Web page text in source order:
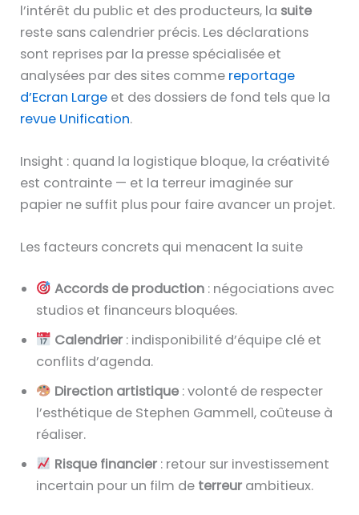
l’intérêt du public et des producteurs, la suite
reste sans calendrier précis. Les déclarations
sont reprises par la presse spécialisée et
analysées par des sites comme reportage
d’Ecran Large et des dossiers de fond tels que la
revue Unification.
Insight : quand la logistique bloque, la créativité
est contrainte — et la terreur imaginée sur
papier ne suffit plus pour faire avancer un projet.
Les facteurs concrets qui menacent la suite
Accords de production: négociations avec
studios et financeurs bloquées.
Calendrier: indisponibilité d’équipe clé et
conflits d’agenda.
Direction artistique: volonté de respecter
l’esthétique de Stephen Gammell, coûteuse à
réaliser.
Risque financier: retour sur investissement
incertain pour un film de terreur ambitieux.